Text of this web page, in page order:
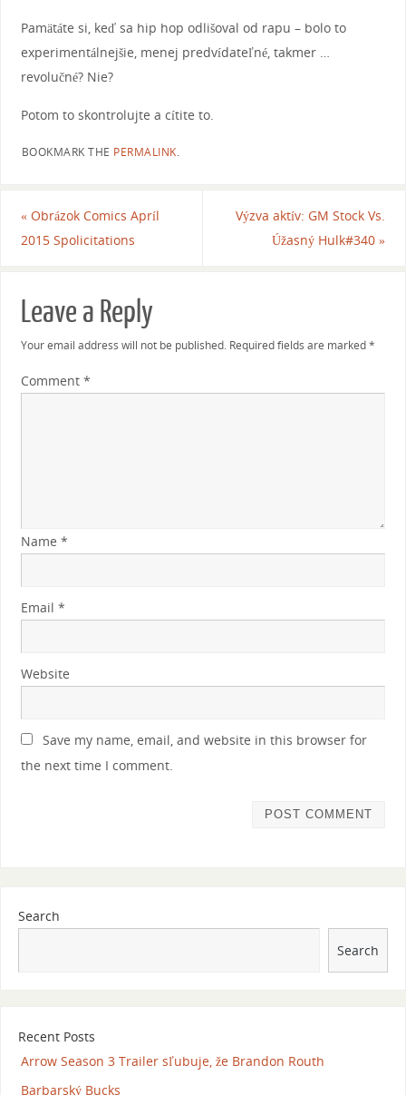
Pamätáte si, keď sa hip hop odlišoval od rapu – bolo to
experimentálnejšie, menej predvídateľné, takmer …
revolučné? Nie?
Potom to skontrolujte a cítite to.
BOOKMARK THE PERMALINK.
«Obrázok Comics Apríl
2015 Spolicitations
Výzva aktív: GM Stock Vs.
Úžasný Hulk#340»
Leave a Reply
Your email address will not be published. Required fields are marked*
Comment *
Name *
Email *
Website
Save my name, email, and website in this browser for
the next time I comment.
Search
Search
Recent Posts
Arrow Season 3 Trailer sľubuje, že Brandon Routh
Barbarský Bucks